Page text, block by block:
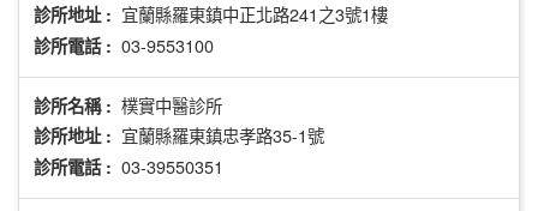
診所地址 : 宜蘭縣羅東鎮中正北路241之3號1樓
診所電話 : 03-9553100
診所名稱 : 樸實中醫診所
診所地址 : 宜蘭縣羅東鎮忠孝路35-1號
診所電話 : 03-39550351